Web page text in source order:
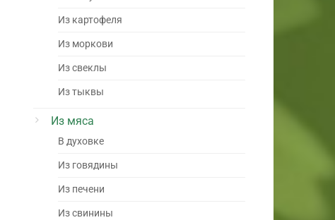
Из картофеля
Из моркови
Из свеклы
Из тыквы
Из мяса
В духовке
Из говядины
Из печени
Из свинины